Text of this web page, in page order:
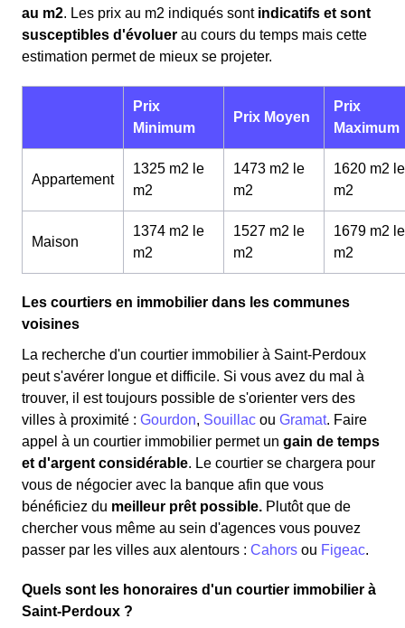
au m2. Les prix au m2 indiqués sont indicatifs et sont
susceptibles d'évoluer au cours du temps mais cette
estimation permet de mieux se projeter.
Prix
Minimum
Prix Moyen
Prix
Maximum
Appartement
1325 m2 le
m2
1473 m2 le
m2
1620 m2 le
m2
Maison
1374 m2 le
m2
1527 m2 le
m2
1679 m2 le
m2
Les courtiers en immobilier dans les communes
voisines
La recherche d'un courtier immobilier à Saint-Perdoux
peut s'avérer longue et difficile. Si vous avez du mal à
trouver, il est toujours possible de s'orienter vers des
villes à proximité : Gourdon, Souillac ou Gramat. Faire
appel à un courtier immobilier permet un gain de temps
et d'argent considérable. Le courtier se chargera pour
vous de négocier avec la banque afin que vous
bénéficiez du meilleur prêt possible. Plutôt que de
chercher vous même au sein d'agences vous pouvez
passer par les villes aux alentours : Cahors ou Figeac.
Quels sont les honoraires d'un courtier immobilier à
Saint-Perdoux ?